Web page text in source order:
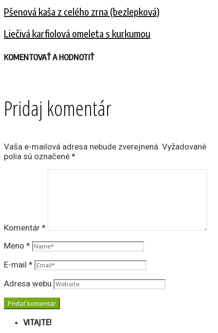
Pšenová kaša z celého zrna (bezlepková)
Liečivá karfiolová omeleta s kurkumou
KOMENTOVAŤ A HODNOTIŤ
Pridaj komentár
Vaša e-mailová adresa nebude zverejnená. Vyžadované
polia sú označené *
Komentár *
Meno *
E-mail *
Adresa webu
VITAJTE!